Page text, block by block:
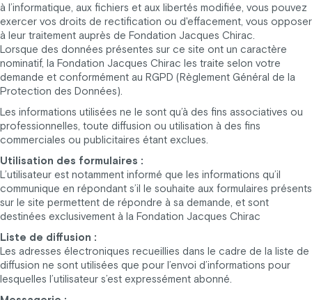
à l’informatique, aux fichiers et aux libertés modifiée, vous pouvez
exercer vos droits de rectification ou d'effacement, vous opposer
à leur traitement auprès de Fondation Jacques Chirac.
Lorsque des données présentes sur ce site ont un caractère
nominatif, la Fondation Jacques Chirac les traite selon votre
demande et conformément au RGPD (Règlement Général de la
Protection des Données).
Les informations utilisées ne le sont qu’à des fins associatives ou
professionnelles, toute diffusion ou utilisation à des fins
commerciales ou publicitaires étant exclues.
Utilisation des formulaires :
L’utilisateur est notamment informé que les informations qu’il
communique en répondant s’il le souhaite aux formulaires présents
sur le site permettent de répondre à sa demande, et sont
destinées exclusivement à la Fondation Jacques Chirac
Liste de diffusion :
Les adresses électroniques recueillies dans le cadre de la liste de
diffusion ne sont utilisées que pour l’envoi d’informations pour
lesquelles l’utilisateur s’est expressément abonné.